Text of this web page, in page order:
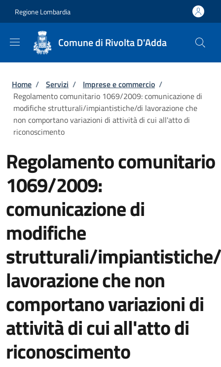
Regione Lombardia
Comune di Rivolta D'Adda
Briciole di pane
Home / Servizi / Imprese e commercio /
Regolamento comunitario 1069/2009: comunicazione di
modifiche strutturali/impiantistiche/di lavorazione che
non comportano variazioni di attività di cui all'atto di
riconoscimento
Regolamento comunitario
1069/2009:
comunicazione di
modifiche
strutturali/
lavorazione che non
comportano variazioni di
attività di cui all'atto di
riconoscimento